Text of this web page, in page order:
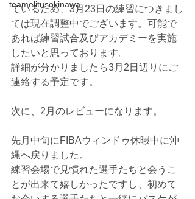
teamelitusokinawa
ているため、3月23日の練習につきまし
ては現在調整中でございます。可能で
あれば練習試合及びアカデミーを実施
したいと思っております。
詳細が分かりましたら3月2日辺りにご
連絡する予定です。
次に、2月のレビューになります。
先月中旬にFIBAウィンドゥ休暇中に沖
縄へ戻りました。
練習会場で見慣れた選手たちと会うこ
とが出来て嬉しかったですし、初めて